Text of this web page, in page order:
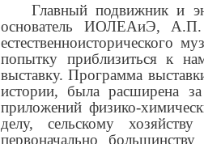
Главный подвижник и
основатель ИОЛЕАиЭ, А.П.
естественноисторического
попытку приблизиться к
выставку. Программа
истории, была расширена
приложений физико-
делу, сельскому
первоначально